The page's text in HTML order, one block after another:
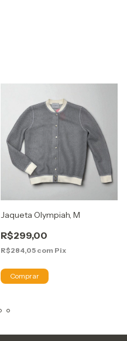
Jaqueta Olympiah, M
R$299,00
R$284,05 com Pix